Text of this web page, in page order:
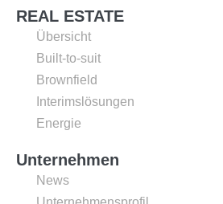
REAL ESTATE
Übersicht
Built-to-suit
Brownfield
Interimslösungen
Energie
Unternehmen
News